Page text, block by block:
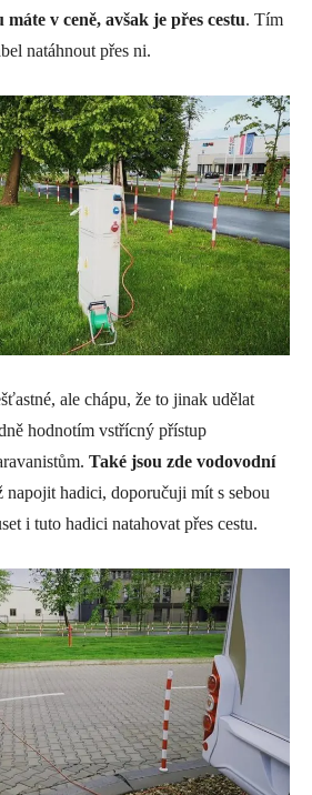
v ceně, avšak je přes cestu. Tím
natáhnout přes ni.
ale chápu, že to jinak udělat
hodnotím vstřícný přístup
Také jsou zde vodovodní
napojit hadici, doporučuji mít s sebou
i tuto hadici natahovat přes cestu.